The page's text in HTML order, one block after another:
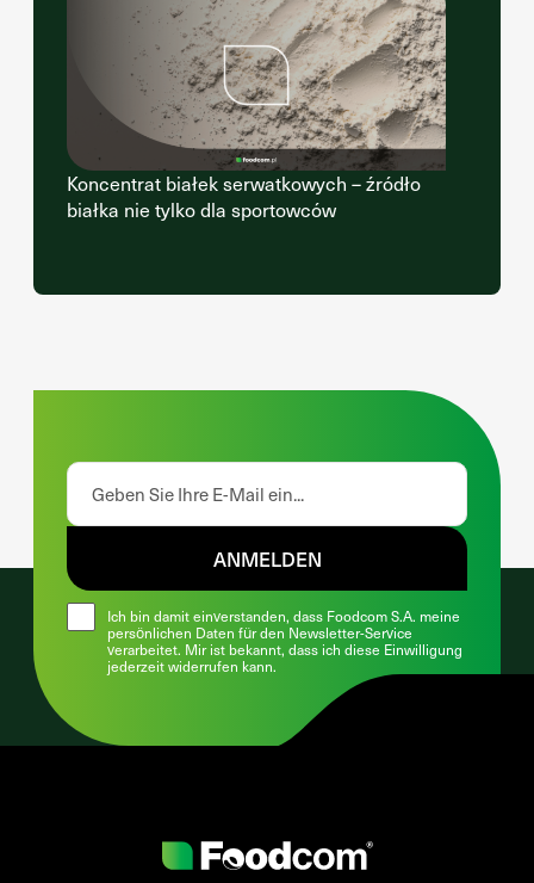
Koncentrat białek serwatkowych – źródło
białka nie tylko dla sportowców
Ich bin damit einverstanden, dass Foodcom S.A. meine
persönlichen Daten für den Newsletter-Service
verarbeitet. Mir ist bekannt, dass ich diese Einwilligung
jederzeit widerrufen kann.
ANMELDEN